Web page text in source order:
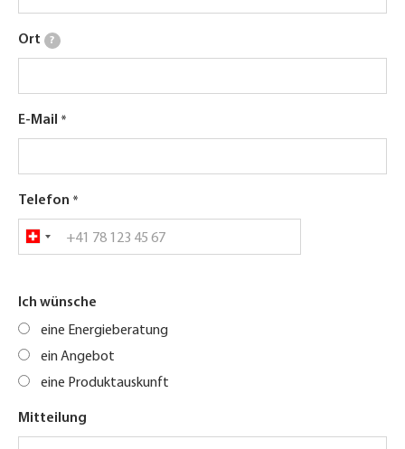
Ort ?
E-Mail
Telefon
Ich wünsche
eine Energieberatung
ein Angebot
eine Produktauskunft
Mitteilung